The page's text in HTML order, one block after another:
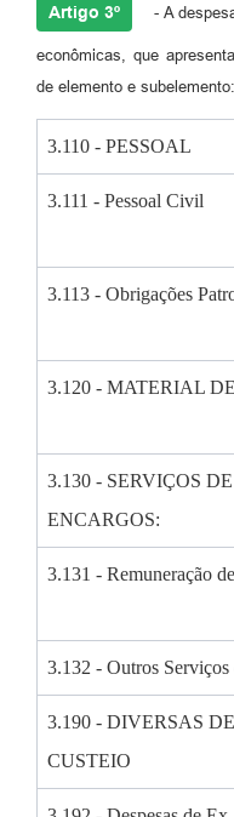
Artigo 3º - A
econômicas, que
de elemento e subelemento:
3.110 - PESSOAL
3.111 - Pessoal Civil
3.113 - Obrigações
3.120 - MATERIAL
3.130 - SERVIÇOS
ENCARGOS:
3.131 - Remuneração
3.132 - Outros Serviços
3.190 - DIVERSAS
CUSTEIO